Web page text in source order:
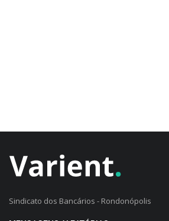
Sindicato dos Bancários - Rondonópolis